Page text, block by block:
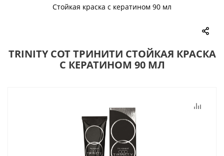
Стойкая краска с кератином 90 мл
TRINITY COT ТРИНИТИ СТОЙКАЯ КРАСКА
С КЕРАТИНОМ 90 МЛ